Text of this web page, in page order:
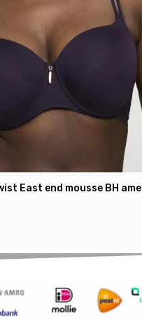
East end mousse BH